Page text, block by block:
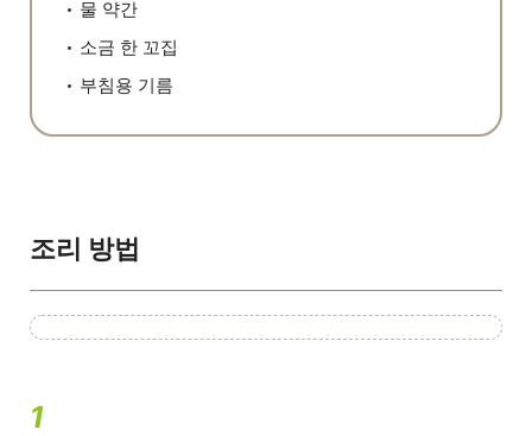
물 약간
소금 한 꼬집
부침용 기름
조리 방법
1